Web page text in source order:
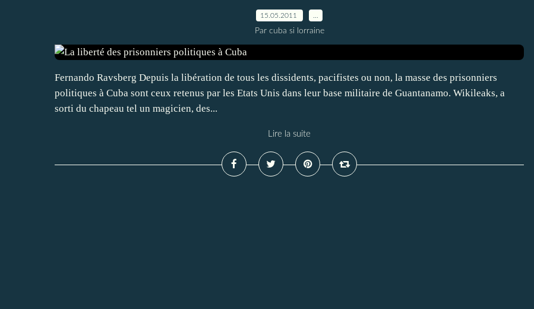
15.05.2011
Par cuba si lorraine
Fernando Ravsberg Depuis la libération de tous les dissidents, pacifistes ou non, la masse des prisonniers
politiques à Cuba sont ceux retenus par les Etats Unis dans leur base militaire de Guantanamo. Wikileaks, a
sorti du chapeau tel un magicien, des...
Lire la suite